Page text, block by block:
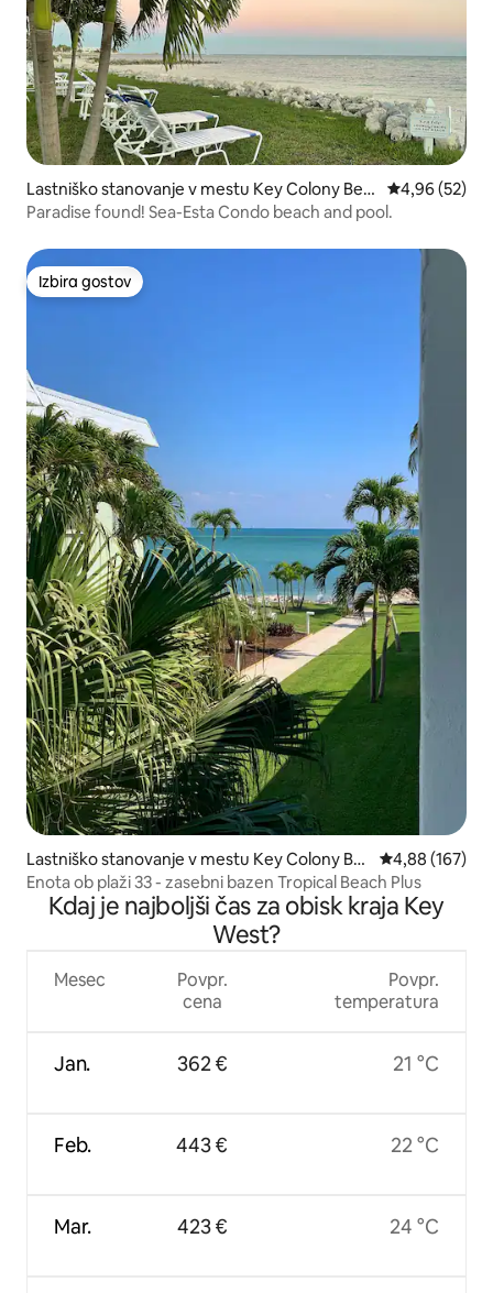
Lastniško stanovanje v mestu Key Colony Bea
ch
Povprečna
4,96 (52)
Paradise found! Sea-Esta Condo beach and pool.
Izbira gostov
Izbira gostov
Lastniško stanovanje v mestu Key Colony Be
ach
Povprečna
4,88 (167)
Enota ob plaži 33 - zasebni bazen Tropical Beach Plus
Kdaj je najboljši čas za obisk kraja Key
West?
Mesec
Jan.
Feb.
Mar.
Povpr.
cena
362 €
443 €
423 €
Povpr.
temperatura
21 °C
22 °C
24 °C